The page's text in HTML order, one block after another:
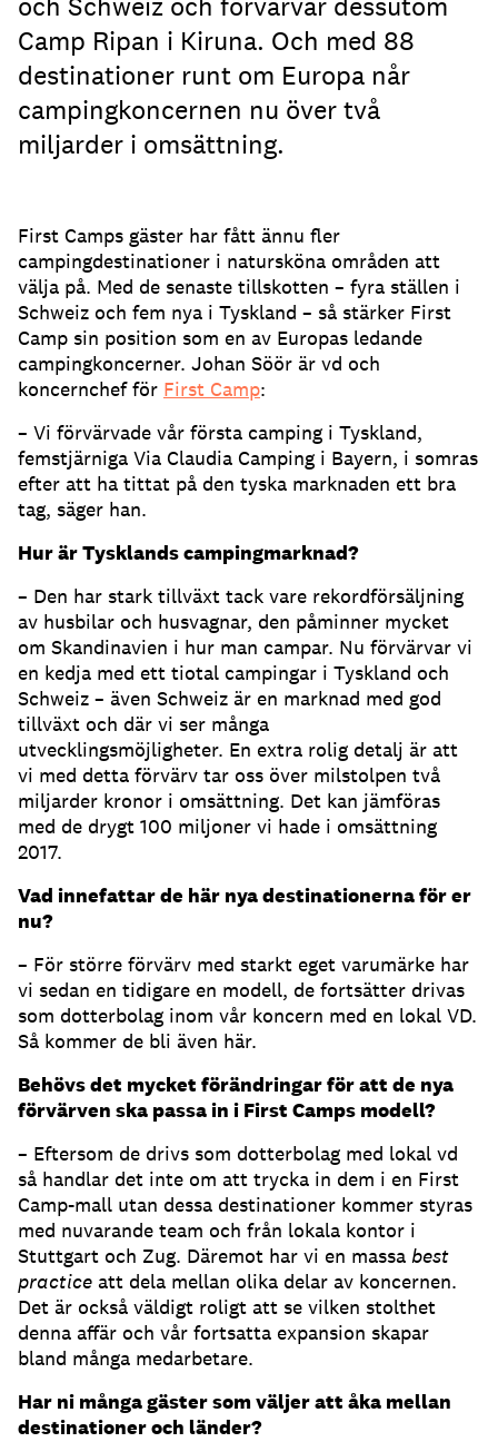
Camp Ripan i Kiruna. Och med 88
destinationer runt om Europa når
campingkoncernen nu över två
miljarder i omsättning.
First Camps gäster har fått ännu fler
campingdestinationer i natursköna områden att
välja på. Med de senaste tillskotten – fyra ställen i
Schweiz och fem nya i Tyskland – så stärker First
Camp sin position som en av Europas ledande
campingkoncerner. Johan Söör är vd och
koncernchef för First Camp:
– Vi förvärvade vår första camping i Tyskland,
femstjärniga Via Claudia Camping i Bayern, i somras
efter att ha tittat på den tyska marknaden ett bra
tag, säger han.
Hur är Tysklands campingmarknad?
– Den har stark tillväxt tack vare rekordförsäljning
av husbilar och husvagnar, den påminner mycket
om Skandinavien i hur man campar. Nu förvärvar vi
en kedja med ett tiotal campingar i Tyskland och
Schweiz – även Schweiz är en marknad med god
tillväxt och där vi ser många
utvecklingsmöjligheter. En extra rolig detalj är att
vi med detta förvärv tar oss över milstolpen två
miljarder kronor i omsättning. Det kan jämföras
med de drygt 100 miljoner vi hade i omsättning
2017.
Vad innefattar de här nya destinationerna för er
nu?
– För större förvärv med starkt eget varumärke har
vi sedan en tidigare en modell, de fortsätter drivas
som dotterbolag inom vår koncern med en lokal VD.
Så kommer de bli även här.
Behövs det mycket förändringar för att de nya
förvärven ska passa in i First Camps modell?
– Eftersom de drivs som dotterbolag med lokal vd
så handlar det inte om att trycka in dem i en First
Camp-mall utan dessa destinationer kommer styras
med nuvarande team och från lokala kontor i
Stuttgart och Zug. Däremot har vi en massa best
practice att dela mellan olika delar av koncernen.
Det är också väldigt roligt att se vilken stolthet
denna affär och vår fortsatta expansion skapar
bland många medarbetare.
Har ni många gäster som väljer att åka mellan
destinationer och länder?